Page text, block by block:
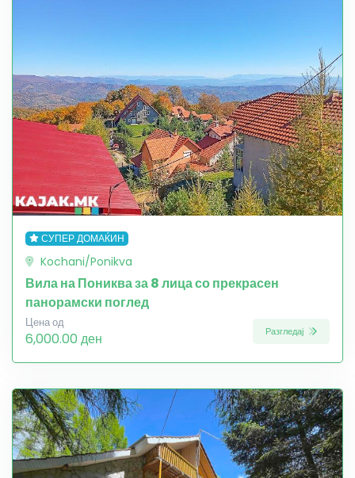
СУПЕР ДОМАЌИН
Kochani/Ponikva
Вила на Пониква за 8 лица со прекрасен
панорамски поглед
Цена од
6,000.00 ден Разгледај